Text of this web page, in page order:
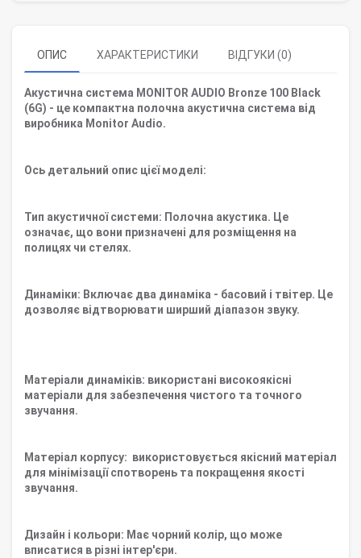
ОПИС ХАРАКТЕРИСТИКИ ВІДГУКИ (0)
Акустична система MONITOR AUDIO Bronze 100 Black
(6G) - це компактна полочна акустична система від
виробника Monitor Audio.
Ось детальний опис цієї моделі:
Тип акустичної системи: Полочна акустика. Це
означає, що вони призначені для розміщення на
полицях чи стелях.
Динаміки: Включає два динаміка - басовий і твітер. Це
дозволяє відтворювати ширший діапазон звуку.
Матеріали динаміків: використані високоякісні
матеріали для забезпечення чистого та точного
звучання.
Матеріал корпусу: використовується якісний матеріал
для мінімізації спотворень та покращення якості
звучання.
Дизайн і кольори: Має чорний колір, що може
вписатися в різні інтер'єри.